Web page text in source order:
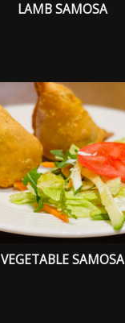
LAMB SAMOSA
VEGETABLE SAMOSA